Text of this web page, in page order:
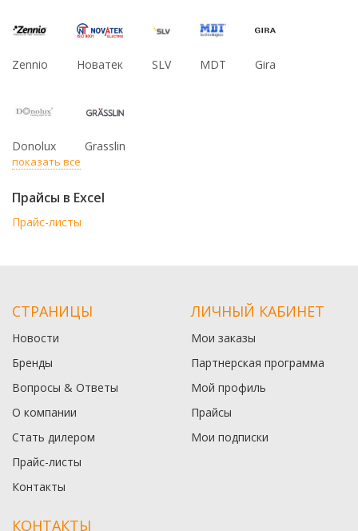
Zennio Новатек SLV MDT Gira
Donolux Grasslin
показать все
Прайсы в Excel
Прайс-листы
СТРАНИЦЫ
Новости
Бренды
Вопросы & Ответы
О компании
Стать дилером
Прайс-листы
Контакты
ЛИЧНЫЙ КАБИНЕТ
Мои заказы
Партнерская программа
Мой профиль
Прайсы
Мои подписки
КОНТАКТЫ